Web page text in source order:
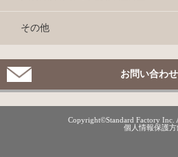
その他
お問い合わせ
Copyright©Standard Factory Inc.
個人情報保護方